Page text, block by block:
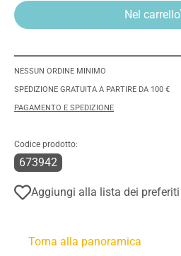
Nel carrello
NESSUN ORDINE MINIMO
SPEDIZIONE GRATUITA A PARTIRE DA 100 €
PAGAMENTO E SPEDIZIONE
Codice prodotto:
673942
Aggiungi alla lista dei preferiti
Torna alla panoramica